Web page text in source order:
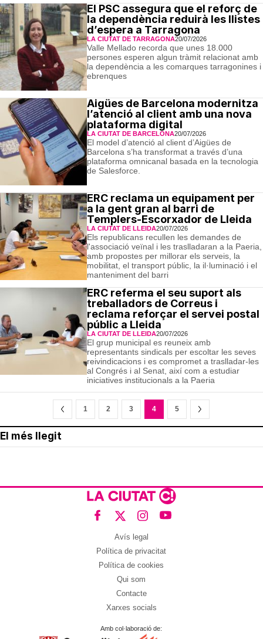
El PSC assegura que el reforç de
la dependència reduirà les llistes
d’espera a Tarragona
LA CIUTAT DE TARRAGONA20/07/2026
Valle Mellado recorda que unes 18.000
persones esperen algun tràmit relacionat amb
la dependència a les comarques tarragonines i
ebrenques
Aigües de Barcelona modernitza
l’atenció al client amb una nova
plataforma digital
LA CIUTAT DE BARCELONA20/07/2026
El model d’atenció al client d’Aigües de
Barcelona s’ha transformat a través d’una
plataforma omnicanal basada en la tecnologia
de Salesforce.
ERC reclama un equipament per
a la gent gran al barri de
Templers-Escorxador de Lleida
LA CIUTAT DE LLEIDA20/07/2026
Els republicans recullen les demandes de
l'associació veïnal i les traslladaran a la Paeria,
amb propostes per millorar els serveis, la
mobilitat, el transport públic, la il·luminació i el
manteniment del barri
ERC referma el seu suport als
treballadors de Correus i
reclama reforçar el servei postal
públic a Lleida
LA CIUTAT DE LLEIDA20/07/2026
El grup municipal es reuneix amb
representants sindicals per escoltar les seves
reivindicacions i es compromet a traslladar-les
al Congrés i al Senat, així com a estudiar
iniciatives institucionals a la Paeria
1 2 3 4 5
El més llegit
Avís legal
Política de privacitat
Política de cookies
Qui som
Contacte
Xarxes socials
Amb col·laboració de: